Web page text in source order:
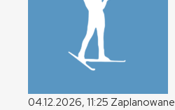
04.12.2026, 11:25 Zaplanowane